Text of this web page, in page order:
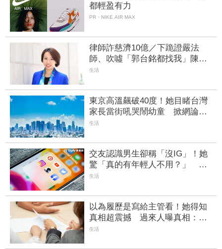
都輕盈有力
PR・NIKE AIR MAX
律師詐慈濟10億／下跪證嚴法
師、吹噓「郭台銘都找我」陳昱
瑄涉詐遭訴 魏平政驚：她家底
生活
東京高溫飆破40度！她目睹台灣
家長當街吼哭鬧幼童 掀網論
戰：有沒有在做功課
生活
交友認識男生卻稱「沒IG」！她
驚「真的有年輕人不用？」 網
揭背後原因
生活
以為履歷是寫給主管看！她得知
真相超震撼 過來人曝真相：較
熱門的職缺還會用AI篩關鍵字
生活